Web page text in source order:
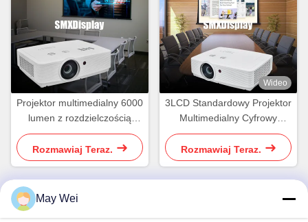
Projektor multimedialny 6000
lumen z rozdzielczością
WXGA dla sali
konferencyjnej
Rozmawiaj Teraz.
Wideo
3LCD Standardowy Projektor
Multimedialny Cyfrowy
WUXGA 5500 lumenów dla
jasnego obrazu
Rozmawiaj Teraz.
May Wei